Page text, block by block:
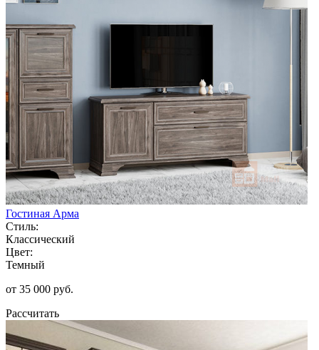
Гостиная Арма
Стиль:
Классический
Цвет:
Темный
от 35 000 руб.
Рассчитать